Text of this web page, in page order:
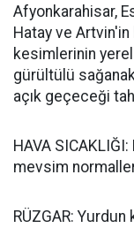
Afyonkarahisar,
Hatay ve Artvin'in
kesimlerinin
gürültülü
açık geçeceği
HAVA SICAKLIĞI:
mevsim
RÜZGAR: